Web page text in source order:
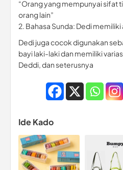
“Orang yang mempunyai sifat
orang lain”
2. Bahasa Sunda: Dedi
Dedi juga cocok digunakan
bayi laki-laki dan memiliki
Deddi, dan seterusnya
Ide Kado